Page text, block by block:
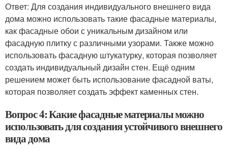
Ответ: Для создания индивидуального внешнего вида
дома можно использовать такие фасадные материалы,
как фасадные обои с уникальным дизайном или
фасадную плитку с различными узорами. Также можно
использовать фасадную штукатурку, которая позволяет
создать индивидуальный дизайн стен. Ещё одним
решением может быть использование фасадной ваты,
которая позволяет создать эффект каменных стен.
Вопрос 4: Какие фасадные материалы можно
использовать для создания устойчивого внешнего
вида дома